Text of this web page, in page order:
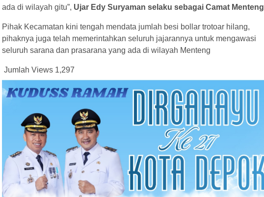
ada di wilayah gitu”, Ujar Edy Suryaman selaku sebagai Camat Menteng
Pihak Kecamatan kini tengah mendata jumlah besi bollar trotoar hilang,
pihaknya juga telah memerintahkan seluruh jajarannya untuk mengawasi
seluruh sarana dan prasarana yang ada di wilayah Menteng
Jumlah Views 1,297